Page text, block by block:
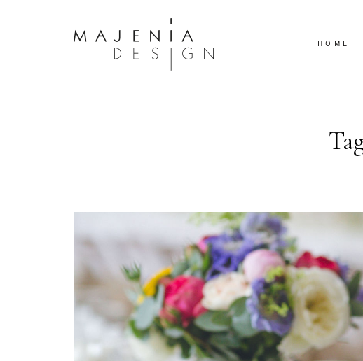
HOME
Nullam quis risus eget urna mollis ornare
eu leo. Aenean lacinia bibendum nulla sed
consectetur. Aenean lacinia bibendum
sed consectetur. Maecenas faucibus mollis
interdum. Maecenas faucibus mollis
interdum. Etiam porta sem malesuada magna
mollis euismod.